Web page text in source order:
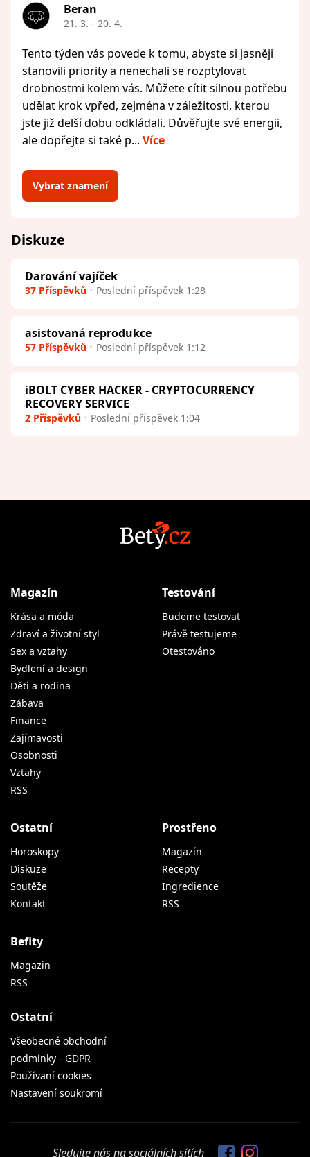
Beran
21. 3. - 20. 4.
Tento týden vás povede k tomu, abyste si jasněji
stanovili priority a nenechali se rozptylovat
drobnostmi kolem vás. Můžete cítit silnou potřebu
udělat krok vpřed, zejména v záležitosti, kterou
jste již delší dobu odkládali. Důvěřujte své energii,
ale dopřejte si také p... Více
Vybrat znamení
Diskuze
Darování vajíček
37 Příspěvků Poslední příspěvek 1:28
asistovaná reprodukce
57 Příspěvků Poslední příspěvek 1:12
iBOLT CYBER HACKER - CRYPTOCURRENCY
RECOVERY SERVICE
2 Příspěvků Poslední příspěvek 1:04
Magazín
Krása a móda
Zdraví a životní styl
Sex a vztahy
Bydlení a design
Děti a rodina
Zábava
Finance
Zajímavosti
Osobnosti
Vztahy
RSS
Testování
Budeme testovat
Právě testujeme
Otestováno
Ostatní
Horoskopy
Diskuze
Soutěže
Kontakt
Prostřeno
Magazín
Recepty
Ingredience
RSS
Befity
Magazin
RSS
Ostatní
Všeobecné obchodní
podmínky - GDPR
Používaní cookies
Nastavení soukromí
Sledujte nás na sociálních sítích